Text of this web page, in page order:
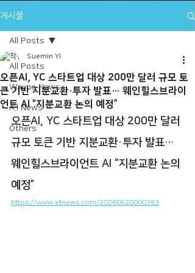
게시물
All Posts
Wayne News
A.I News
Others
All Posts
오픈AI, YC 스타트업 대상 200만 달러 규모 토
큰 기반 지분교환·투자 발표… 웨인힐스브라이
언트 AI “지분교환 논의 예정”
Suemin YI
오픈AI, YC 스타트업 대상 200만 달러
규모 토큰 기반 지분교환·투자 발표…
웨인힐스브라이언트 AI “지분교환 논의
예정”
https://www.etnews.com/20260520000383